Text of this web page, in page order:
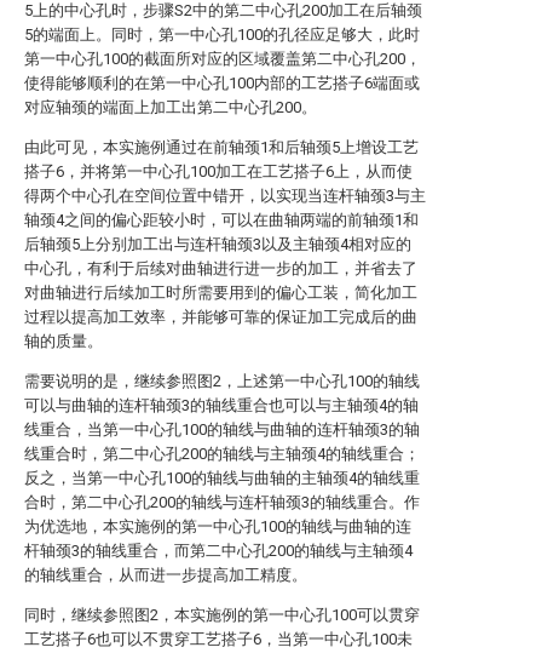
5上的中心孔时，步骤S2中的第二中心孔200加工在后轴颈
5的端面上。同时，第一中心孔100的孔径应足够大，此时
第一中心孔100的截面所对应的区域覆盖第二中心孔200，
使得能够顺利的在第一中心孔100内部的工艺搭子6端面或
对应轴颈的端面上加工出第二中心孔200。
由此可见，本实施例通过在前轴颈1和后轴颈5上增设工艺
搭子6，并将第一中心孔100加工在工艺搭子6上，从而使
得两个中心孔在空间位置中错开，以实现当连杆轴颈3与主
轴颈4之间的偏心距较小时，可以在曲轴两端的前轴颈1和
后轴颈5上分别加工出与连杆轴颈3以及主轴颈4相对应的
中心孔，有利于后续对曲轴进行进一步的加工，并省去了
对曲轴进行后续加工时所需要用到的偏心工装，简化加工
过程以提高加工效率，并能够可靠的保证加工完成后的曲
轴的质量。
需要说明的是，继续参照图2，上述第一中心孔100的轴线
可以与曲轴的连杆轴颈3的轴线重合也可以与主轴颈4的轴
线重合，当第一中心孔100的轴线与曲轴的连杆轴颈3的轴
线重合时，第二中心孔200的轴线与主轴颈4的轴线重合；
反之，当第一中心孔100的轴线与曲轴的主轴颈4的轴线重
合时，第二中心孔200的轴线与连杆轴颈3的轴线重合。作
为优选地，本实施例的第一中心孔100的轴线与曲轴的连
杆轴颈3的轴线重合，而第二中心孔200的轴线与主轴颈4
的轴线重合，从而进一步提高加工精度。
同时，继续参照图2，本实施例的第一中心孔100可以贯穿
工艺搭子6也可以不贯穿工艺搭子6，当第一中心孔100未